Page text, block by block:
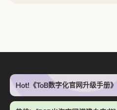
Hot!《ToB数字化官网升级手册》